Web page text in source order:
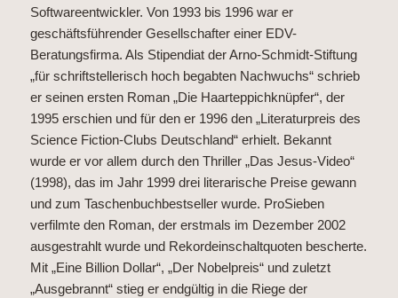
Softwareentwickler. Von 1993 bis 1996 war er
geschäftsführender Gesellschafter einer EDV-
Beratungsfirma. Als Stipendiat der Arno-Schmidt-Stiftung
„für schriftstellerisch hoch begabten Nachwuchs“ schrieb
er seinen ersten Roman „Die Haarteppichknüpfer“, der
1995 erschien und für den er 1996 den „Literaturpreis des
Science Fiction-Clubs Deutschland“ erhielt. Bekannt
wurde er vor allem durch den Thriller „Das Jesus-Video“
(1998), das im Jahr 1999 drei literarische Preise gewann
und zum Taschenbuchbestseller wurde. ProSieben
verfilmte den Roman, der erstmals im Dezember 2002
ausgestrahlt wurde und Rekordeinschaltquoten bescherte.
Mit „Eine Billion Dollar“, „Der Nobelpreis“ und zuletzt
„Ausgebrannt“ stieg er endgültig in die Riege der